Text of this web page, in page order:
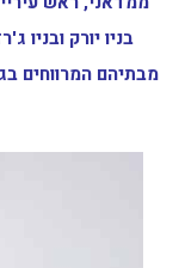
בניו יורק ובניו
מבתיהם המרווחים